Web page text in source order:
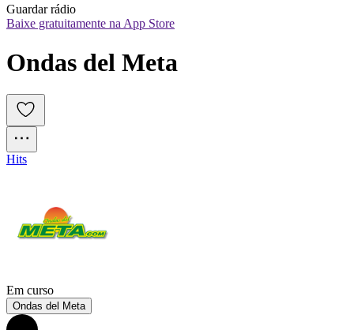
Guardar rádio
Baixe gratuitamente na App Store
Ondas del Meta
Hits
Em curso
Ondas del Meta